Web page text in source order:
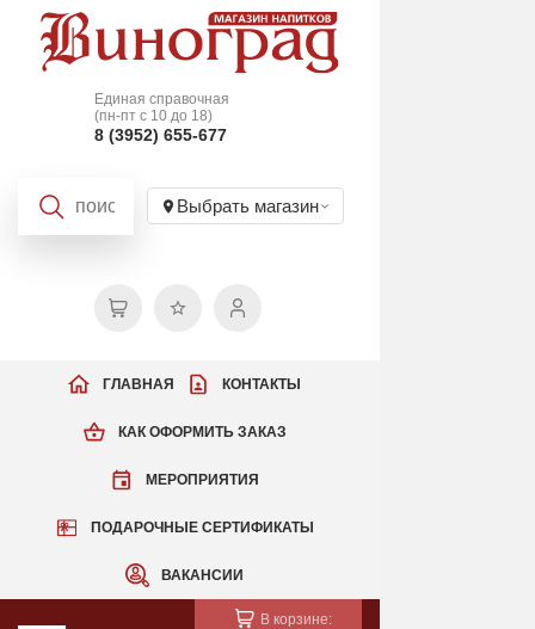
Единая справочная
(пн-пт с 10 до 18)
8 (3952) 655-677
Выбрать магазин
КАК ОФОРМИТЬ ЗАКАЗ
МЕРОПРИЯТИЯ
ПОДАРОЧНЫЕ СЕРТИФИКАТЫ
ВАКАНСИИ
ГЛАВНАЯ КОНТАКТЫ
В корзине: